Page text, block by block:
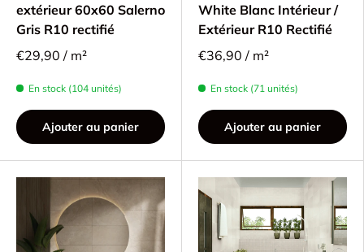
extérieur 60x60 Salerno
Gris R10 rectifié
€29,90 / m²
En stock (104 unités)
Ajouter au panier
White Blanc Intérieur /
Extérieur R10 Rectifié
€36,90 / m²
En stock (71 unités)
Ajouter au panier